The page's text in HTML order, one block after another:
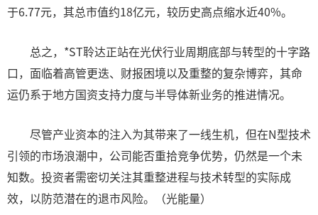
于6.77元，其总市值约18亿元，较历史高点缩水近40%。
总之，*ST聆达正站在光伏行业周期底部与转型的十字路
口，面临着高管更迭、财报困境以及重整的复杂博弈，其命
运仍系于地方国资支持力度与半导体新业务的推进情况。
尽管产业资本的注入为其带来了一线生机，但在N型技术
引领的市场浪潮中，公司能否重拾竞争优势，仍然是一个未
知数。投资者需密切关注其重整进程与技术转型的实际成
效，以防范潜在的退市风险。（光能量）